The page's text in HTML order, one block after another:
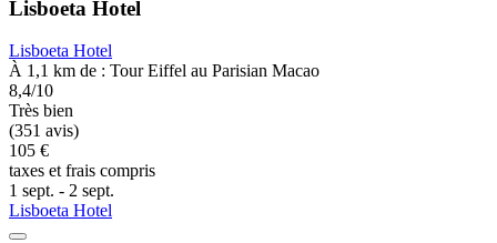
Lisboeta Hotel
Lisboeta Hotel
À 1,1 km de : Tour Eiffel au Parisian Macao
8,4/10
Très bien
(351 avis)
105 €
taxes et frais compris
1 sept. - 2 sept.
Lisboeta Hotel